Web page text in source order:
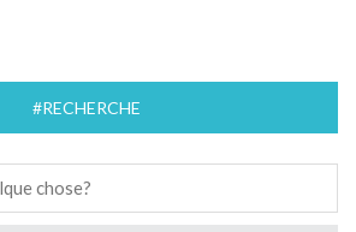
#RECHERCHE